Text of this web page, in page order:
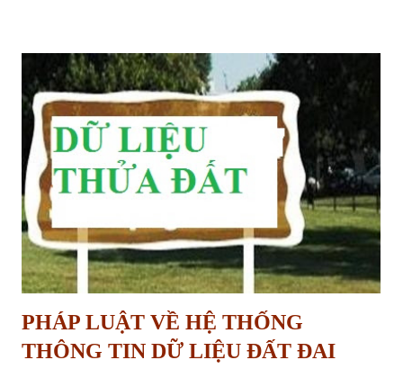
thuộc trường hợp quy hoạch, kế hoạch sử dụng đất vào mục đích khác
và thuộc đối tượng phải thu hồi hoặc có các vi phạm về đất đai phải
thu hồi. Các trường hợp sử dụng đất ổn định lâu dài quy định tại Điều
125 Luật đất đai 2013, cụ thể: + Đất ở do hộ gia đình, cá nhân sử
dụng; + Đất nông nghiệp do cộng đồng dân cư sử dụng; + Đất rừng
phòng hộ, đất rừng đặc dụng, đất rừng sản ...
PHÁP LUẬT VỀ HỆ THỐNG
THÔNG TIN DỮ LIỆU ĐẤT ĐAI